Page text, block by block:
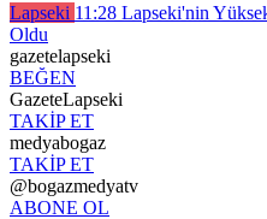
Lapseki 11:28 Lapseki'nin
Oldu
gazetelapseki
BEĞEN
GazeteLapseki
TAKİP ET
medyabogaz
TAKİP ET
@bogazmedyatv
ABONE OL